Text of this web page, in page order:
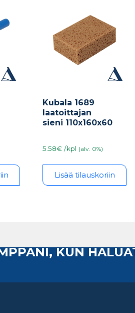
Kubala 1689
laatoittajan
sieni 110x160x60
5.58€ /kpl (alv. 0%)
Lisää tilauskoriin
KUN